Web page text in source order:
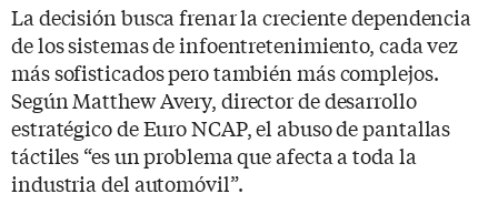
La decisión busca frenar la creciente dependencia
de los sistemas de infoentretenimiento, cada vez
más sofisticados pero también más complejos.
Según Matthew Avery, director de desarrollo
estratégico de Euro NCAP, el abuso de pantallas
táctiles “es un problema que afecta a toda la
industria del automóvil”.